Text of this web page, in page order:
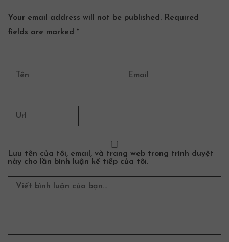
Your email address will not be published. Required
fields are marked *
Lưu tên của tôi, email, và trang web trong trình duyệt
này cho lần bình luận kế tiếp của tôi.